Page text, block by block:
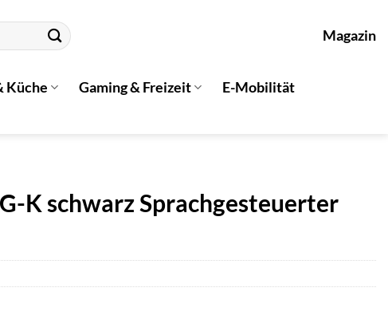
Magazin
Küche Gaming & Freizeit
E-Mobilität
K schwarz Sprachgesteuerter